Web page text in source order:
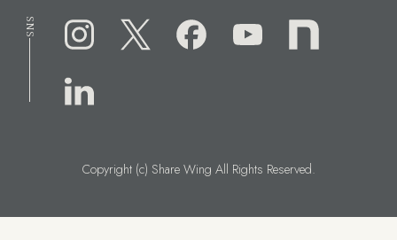
SNS
Copyright (c) Share Wing All Rights Reserved.